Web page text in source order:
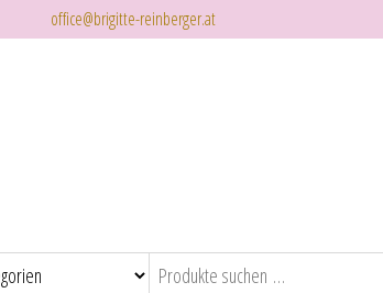
office@brigitte-reinberger.at